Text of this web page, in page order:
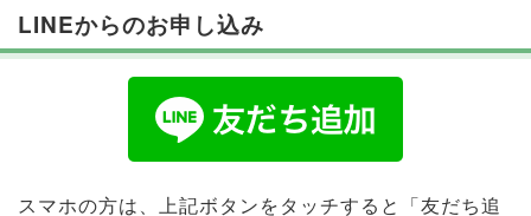
LINEからのお申し込み
スマホの方は、上記ボタンをタッチすると「友だち追